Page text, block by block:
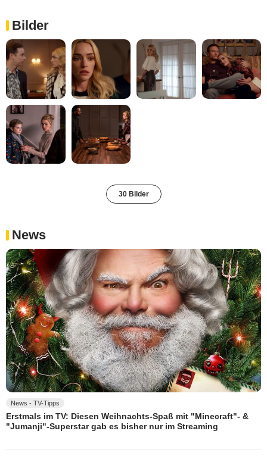
Bilder
30 Bilder
News
News - TV-Tipps
Erstmals im TV: Diesen Weihnachts-Spaß mit "Minecraft"- &
"Jumanji"-Superstar gab es bisher nur im Streaming